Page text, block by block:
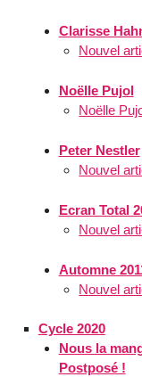
Clarisse
Nouvel
Noëlle Pujol
Noëlle
Peter Nestler
Nouvel
Ecran Total
Nouvel
Automne
Nouvel
Cycle 2020
Nous la
Postposé !